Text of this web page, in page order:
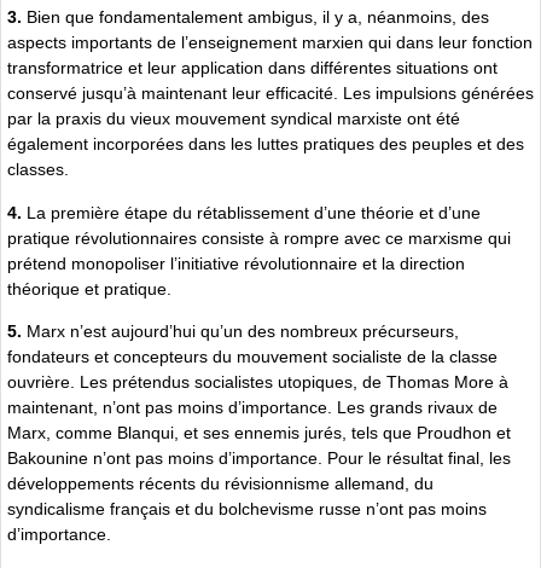
3. Bien que fondamentalement ambigus, il y a, néanmoins, des
aspects importants de l’enseignement marxien qui dans leur fonction
transformatrice et leur application dans différentes situations ont
conservé jusqu’à maintenant leur efficacité. Les impulsions générées
par la praxis du vieux mouvement syndical marxiste ont été
également incorporées dans les luttes pratiques des peuples et des
classes.
4. La première étape du rétablissement d’une théorie et d’une
pratique révolutionnaires consiste à rompre avec ce marxisme qui
prétend monopoliser l’initiative révolutionnaire et la direction
théorique et pratique.
5. Marx n’est aujourd’hui qu’un des nombreux précurseurs,
fondateurs et concepteurs du mouvement socialiste de la classe
ouvrière. Les prétendus socialistes utopiques, de Thomas More à
maintenant, n’ont pas moins d’importance. Les grands rivaux de
Marx, comme Blanqui, et ses ennemis jurés, tels que Proudhon et
Bakounine n’ont pas moins d’importance. Pour le résultat final, les
développements récents du révisionnisme allemand, du
syndicalisme français et du bolchevisme russe n’ont pas moins
d’importance.